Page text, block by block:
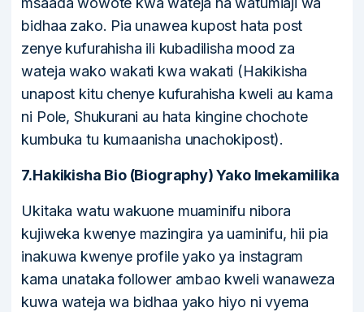
bidhaa zako. Pia unawea kupost hata post
zenye kufurahisha ili kubadilisha mood za
wateja wako wakati kwa wakati (Hakikisha
unapost kitu chenye kufurahisha kweli au kama
ni Pole, Shukurani au hata kingine chochote
kumbuka tu kumaanisha unachokipost).
7.Hakikisha Bio (Biography) Yako Imekamilika
Ukitaka watu wakuone muaminifu nibora
kujiweka kwenye mazingira ya uaminifu, hii pia
inakuwa kwenye profile yako ya instagram
kama unataka follower ambao kweli wanaweza
kuwa wateja wa bidhaa yako hiyo ni vyema